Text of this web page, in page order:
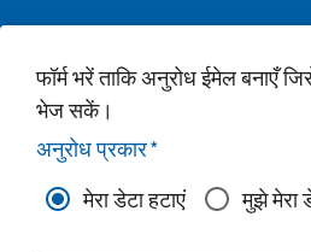
फॉर्म भरें ताकि अनुरोध ईमेल बनाएँ
भेज सकें।
अनुरोध प्रकार*
मेरा डेटा हटाएं
मुझे मेरा